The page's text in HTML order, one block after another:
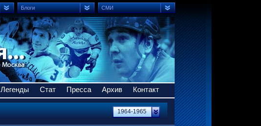
Блоги СМИ
Легенды Стат Пресса Архив Контакт
1964-1965